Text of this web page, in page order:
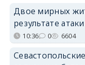
Двое мирных
результате
10:36 0 6604